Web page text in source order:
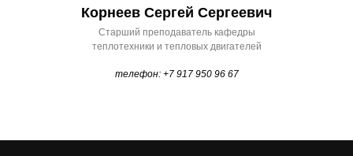
Корнеев Сергей Сергеевич
Старший преподаватель кафедры
теплотехники и тепловых двигателей
телефон: +7 917 950 96 67